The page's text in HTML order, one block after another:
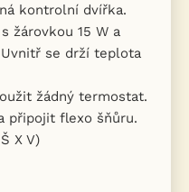
kontrolní dvířka.
žárovkou 15 W a
se drží teplota
žádný termostat.
připojit flexo šňůru.
X V)